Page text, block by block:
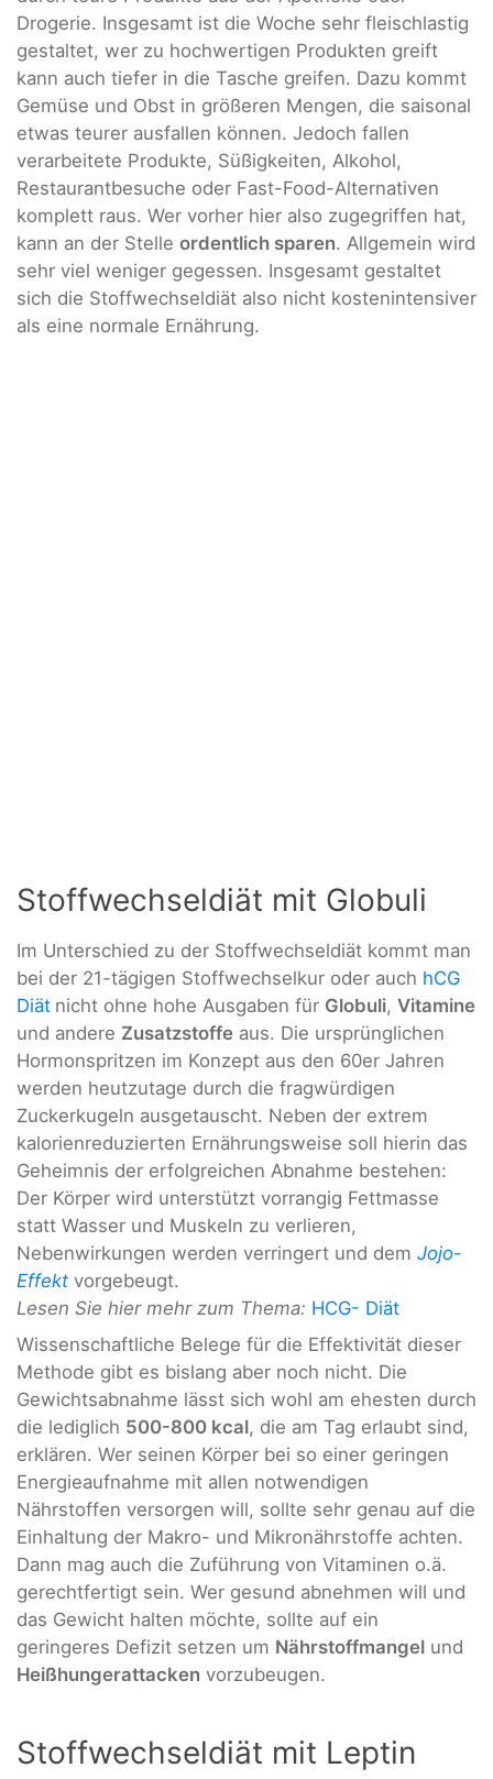
Drogerie. Insgesamt ist die Woche sehr fleischlastig
gestaltet, wer zu hochwertigen Produkten greift
kann auch tiefer in die Tasche greifen. Dazu kommt
Gemüse und Obst in größeren Mengen, die saisonal
etwas teurer ausfallen können. Jedoch fallen
verarbeitete Produkte, Süßigkeiten, Alkohol,
Restaurantbesuche oder Fast-Food-Alternativen
komplett raus. Wer vorher hier also zugegriffen hat,
kann an der Stelle ordentlich sparen. Allgemein wird
sehr viel weniger gegessen. Insgesamt gestaltet
sich die Stoffwechseldiät also nicht kostenintensiver
als eine normale Ernährung.
Stoffwechseldiät mit Globuli
Im Unterschied zu der Stoffwechseldiät kommt man
bei der 21-tägigen Stoffwechselkur oder auch hCG
Diät nicht ohne hohe Ausgaben für Globuli, Vitamine
und andere Zusatzstoffe aus. Die ursprünglichen
Hormonspritzen im Konzept aus den 60er Jahren
werden heutzutage durch die fragwürdigen
Zuckerkugeln ausgetauscht. Neben der extrem
kalorienreduzierten Ernährungsweise soll hierin das
Geheimnis der erfolgreichen Abnahme bestehen:
Der Körper wird unterstützt vorrangig Fettmasse
statt Wasser und Muskeln zu verlieren,
Nebenwirkungen werden verringert und dem Jojo-
Effekt vorgebeugt.
Lesen Sie hier mehr zum Thema: HCG- Diät
Wissenschaftliche Belege für die Effektivität dieser
Methode gibt es bislang aber noch nicht. Die
Gewichtsabnahme lässt sich wohl am ehesten durch
die lediglich 500-800 kcal, die am Tag erlaubt sind,
erklären. Wer seinen Körper bei so einer geringen
Energieaufnahme mit allen notwendigen
Nährstoffen versorgen will, sollte sehr genau auf die
Einhaltung der Makro- und Mikronährstoffe achten.
Dann mag auch die Zuführung von Vitaminen o.ä.
gerechtfertigt sein. Wer gesund abnehmen will und
das Gewicht halten möchte, sollte auf ein
geringeres Defizit setzen um Nährstoffmangel und
Heißhungerattacken vorzubeugen.
Stoffwechseldiät mit Leptin